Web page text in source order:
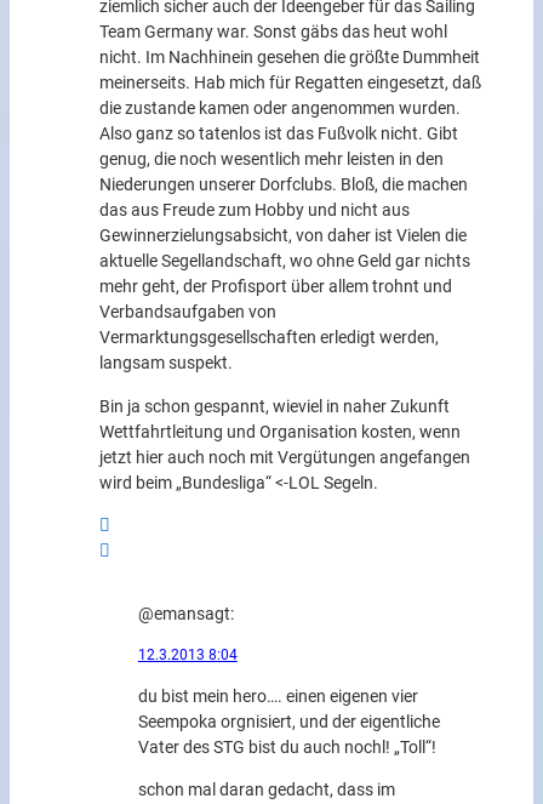
ziemlich sicher auch der Ideengeber für das Sailing
Team Germany war. Sonst gäbs das heut wohl
nicht. Im Nachhinein gesehen die größte Dummheit
meinerseits. Hab mich für Regatten eingesetzt, daß
die zustande kamen oder angenommen wurden.
Also ganz so tatenlos ist das Fußvolk nicht. Gibt
genug, die noch wesentlich mehr leisten in den
Niederungen unserer Dorfclubs. Bloß, die machen
das aus Freude zum Hobby und nicht aus
Gewinnerzielungsabsicht, von daher ist Vielen die
aktuelle Segellandschaft, wo ohne Geld gar nichts
mehr geht, der Profisport über allem trohnt und
Verbandsaufgaben von
Vermarktungsgesellschaften erledigt werden,
langsam suspekt.
Bin ja schon gespannt, wieviel in naher Zukunft
Wettfahrtleitung und Organisation kosten, wenn
jetzt hier auch noch mit Vergütungen angefangen
wird beim „Bundesliga“ <-LOL Segeln.
@emansagt:
12.3.2013 8:04
du bist mein hero…. einen eigenen vier
Seempoka orgnisiert, und der eigentliche
Vater des STG bist du auch nochl! „Toll“!
schon mal daran gedacht, dass im